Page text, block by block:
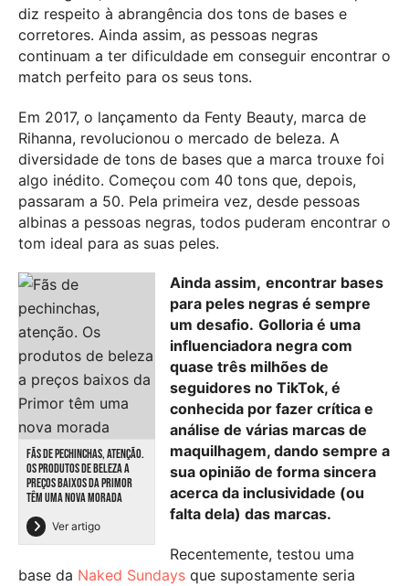
diz respeito à abrangência dos tons de bases e
corretores. Ainda assim, as pessoas negras
continuam a ter dificuldade em conseguir encontrar o
match perfeito para os seus tons.
Em 2017, o lançamento da Fenty Beauty, marca de
Rihanna, revolucionou o mercado de beleza. A
diversidade de tons de bases que a marca trouxe foi
algo inédito. Começou com 40 tons que, depois,
passaram a 50. Pela primeira vez, desde pessoas
albinas a pessoas negras, todos puderam encontrar o
tom ideal para as suas peles.
FÃS DE PECHINCHAS, ATENÇÃO.
OS PRODUTOS DE BELEZA A
PREÇOS BAIXOS DA PRIMOR
TÊM UMA NOVA MORADA
Ver artigo
Ainda assim, encontrar bases
para peles negras é sempre
um desafio. Golloria é uma
influenciadora negra com
quase três milhões de
seguidores no TikTok, é
conhecida por fazer crítica e
análise de várias marcas de
maquilhagem, dando sempre a
sua opinião de forma sincera
acerca da inclusividade (ou
falta dela) das marcas.
Recentemente, testou uma
base da Naked Sundays que supostamente seria